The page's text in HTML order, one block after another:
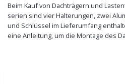
Beim Kauf von Dachträgern und
serien sind vier Halterungen, zwei
und Schlüssel im Lieferumfang
eine Anleitung, um die Montage des